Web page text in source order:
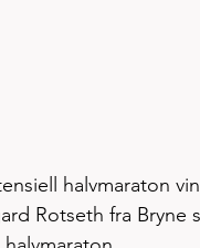
halvmaraton
Rotseth fra